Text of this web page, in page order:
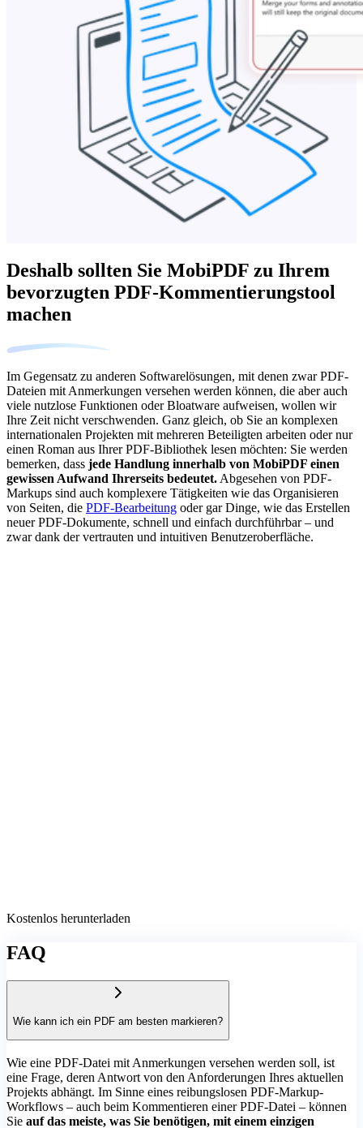
Deshalb sollten Sie MobiPDF zu Ihrem
bevorzugten PDF-Kommentierungstool
machen
Im Gegensatz zu anderen Softwarelösungen, mit denen zwar PDF-
Dateien mit Anmerkungen versehen werden können, die aber auch
viele nutzlose Funktionen oder Bloatware aufweisen, wollen wir
Ihre Zeit nicht verschwenden. Ganz gleich, ob Sie an komplexen
internationalen Projekten mit mehreren Beteiligten arbeiten oder nur
einen Roman aus Ihrer PDF-Bibliothek lesen möchten: Sie werden
bemerken, dass jede Handlung innerhalb von MobiPDF einen
gewissen Aufwand Ihrerseits bedeutet. Abgesehen von PDF-
Markups sind auch komplexere Tätigkeiten wie das Organisieren
von Seiten, die PDF-Bearbeitung oder gar Dinge, wie das Erstellen
neuer PDF-Dokumente, schnell und einfach durchführbar – und
zwar dank der vertrauten und intuitiven Benutzeroberfläche.
Kostenlos herunterladen
FAQ
Wie kann ich ein PDF am besten markieren?
Wie eine PDF-Datei mit Anmerkungen versehen werden soll, ist
eine Frage, deren Antwort von den Anforderungen Ihres aktuellen
Projekts abhängt. Im Sinne eines reibungslosen PDF-Markup-
Workflows – auch beim Kommentieren einer PDF-Datei – können
Sie auf das meiste, was Sie benötigen, mit einem einzigen